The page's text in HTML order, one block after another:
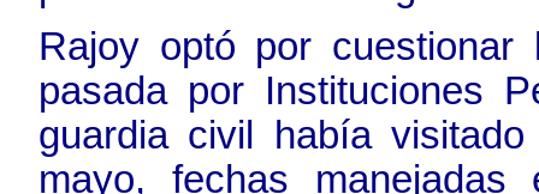
Rajoy optó por cuestionar
pasada por Instituciones
guardia civil había
mayo, fechas